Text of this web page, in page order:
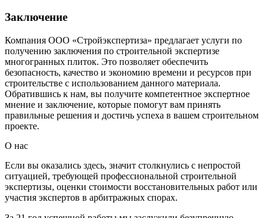
Заключение
Компания ООО «Стройэкспертиза» предлагает услуги по
получению заключения по строительной экспертизе
многогранных плиток. Это позволяет обеспечить
безопасность, качество и экономию времени и ресурсов при
строительстве с использованием данного материала.
Обратившись к нам, вы получите компетентное экспертное
мнение и заключение, которые помогут вам принять
правильные решения и достичь успеха в вашем строительном
проекте.
О нас
Если вы оказались здесь, значит столкнулись с непростой
ситуацией, требующей профессиональной строительной
экспертизы, оценки стоимости восстановительных работ или
участия экспертов в арбитражных спорах.